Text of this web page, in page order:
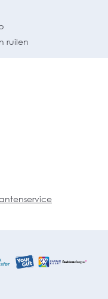
ruilen